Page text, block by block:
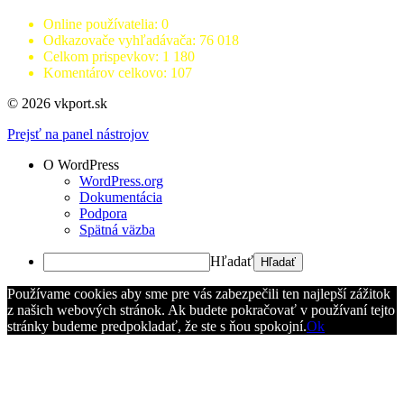
Online používatelia: 0
Odkazovače vyhľadávača: 76 018
Celkom prispevkov: 1 180
Komentárov celkovo: 107
© 2026 vkport.sk
Prejsť na panel nástrojov
O WordPress
WordPress.org
Dokumentácia
Podpora
Spätná väzba
Hľadať
Používame cookies aby sme pre vás zabezpečili ten najlepší zážitok
z našich webových stránok. Ak budete pokračovať v používaní tejto
stránky budeme predpokladať, že ste s ňou spokojní.Ok